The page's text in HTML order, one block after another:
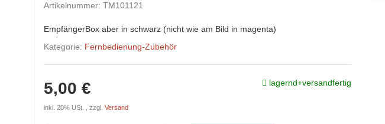
Artikelnummer: TM101121
EmpfängerBox aber in schwarz (nicht wie am Bild in magenta)
Kategorie: Fernbedienung-Zubehör
5,00 €
inkl. 20% USt. , zzgl. Versand
lagernd+versandfertig